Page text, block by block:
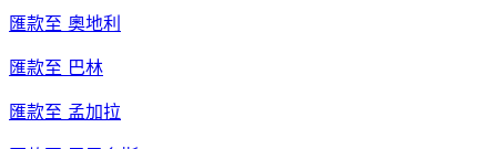
匯款至 奧地利
匯款至 巴林
匯款至 孟加拉